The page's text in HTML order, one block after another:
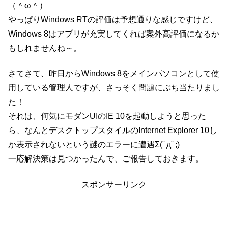
（＾ω＾）
やっぱりWindows RTの評価は予想通りな感じですけど、
Windows 8はアプリが充実してくれば案外高評価になるか
もしれませんね～。
さてさて、昨日からWindows 8をメインパソコンとして使
用している管理人ですが、さっそく問題にぶち当たりまし
た！
それは、何気にモダンUIのIE 10を起動しようと思った
ら、なんとデスクトップスタイルのInternet Explorer 10し
か表示されないという謎のエラーに遭遇Σ(ﾟдﾟ;)
一応解決策は見つかったんで、ご報告しておきます。
スポンサーリンク